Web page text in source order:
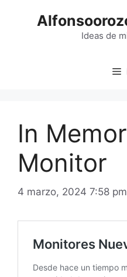
Ideas de
In
Monitor
4 marzo, 2024 7:58 pm